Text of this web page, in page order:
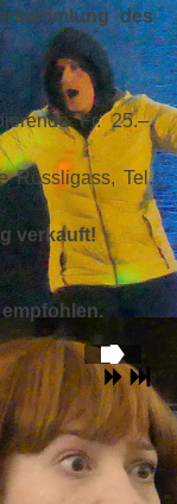
des
Fr. 25.–,
Rössligass, Tel.
verkauft!